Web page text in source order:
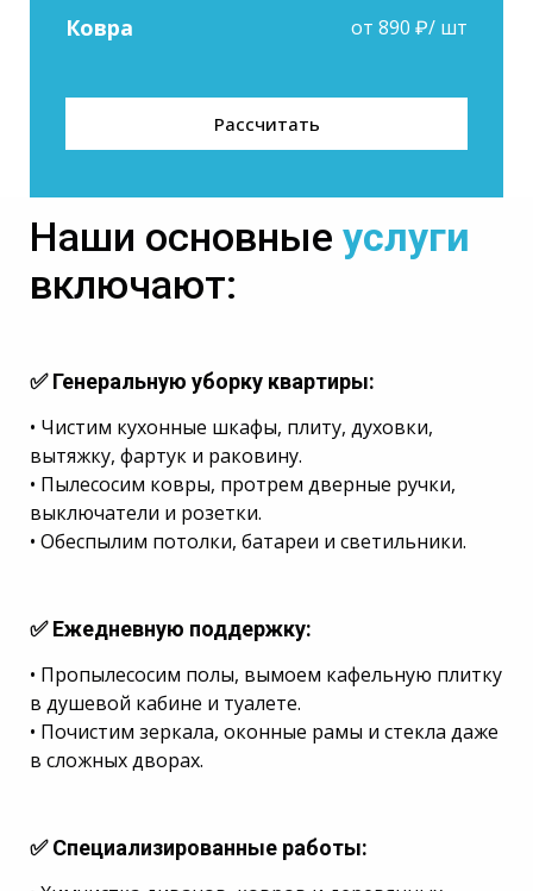
Ковра от 890 ₽/ шт
Рассчитать
Наши основные услуги
включают:
✅Генеральную уборку квартиры:
• Чистим кухонные шкафы, плиту, духовки,
вытяжку, фартук и раковину.
• Пылесосим ковры, протрем дверные ручки,
выключатели и розетки.
• Обеспылим потолки, батареи и светильники.
✅ Ежедневную поддержку:
• Пропылесосим полы, вымоем кафельную плитку
в душевой кабине и туалете.
• Почистим зеркала, оконные рамы и стекла даже
в сложных дворах.
✅ Специализированные работы: